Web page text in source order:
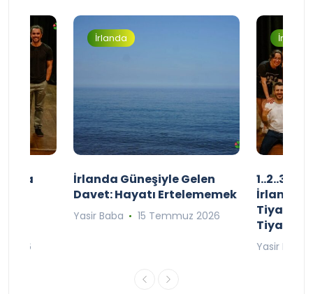
2026
İrlanda
İrlanda Güneşiyle Gelen
Davet: Hayatı Ertelememek
Yasir Baba 15 Temmuz 2026
İrlanda
1..2..3..
Tiyatro
Yasir Baba